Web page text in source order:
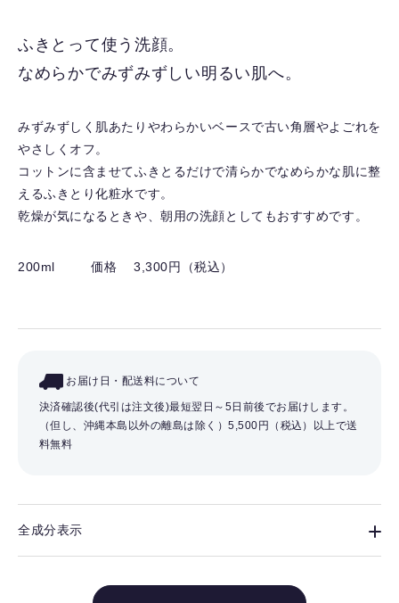
除
る
ふきとって使う洗顔。
なめらかでみずみずしい明るい肌へ。
みずみずしく肌あたりやわらかいベースで古い角層やよごれを
やさしくオフ。
コットンに含ませてふきとるだけで清らかでなめらかな肌に整
えるふきとり化粧水です。
乾燥が気になるときや、朝用の洗顔としてもおすすめです。
200ml 価格 3,300円（税込）
お届け日・配送料について
決済確認後(代引は注文後)最短翌日～5日前後でお届けします。
（但し、沖縄本島以外の離島は除く）5,500円（税込）以上で送
料無料
全成分表示